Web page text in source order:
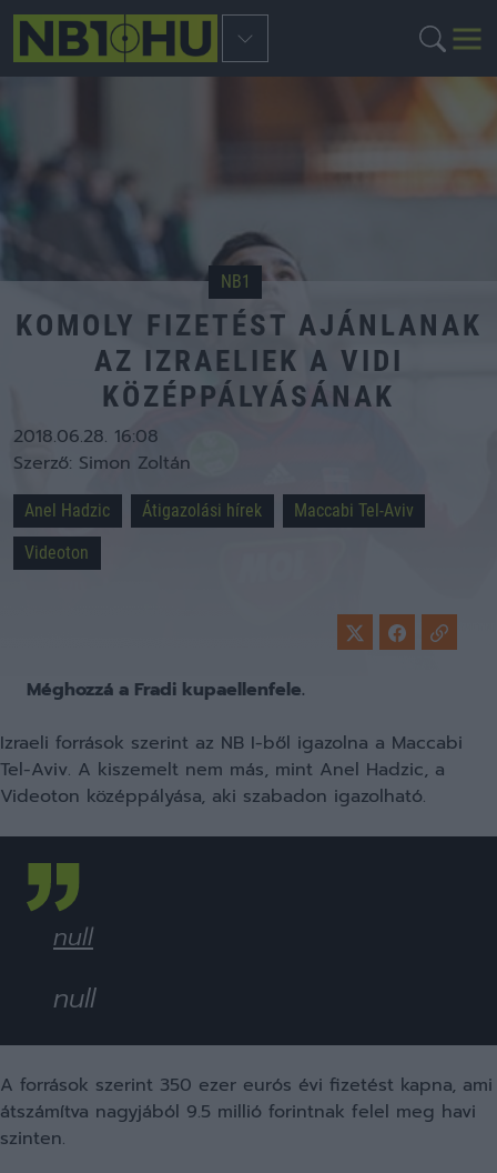
NB1
KOMOLY FIZETÉST AJÁNLANAK
AZ IZRAELIEK A VIDI
KÖZÉPPÁLYÁSÁNAK
2018.06.28. 16:08
Szerző: Simon Zoltán
Anel Hadzic Átigazolási hírek
Maccabi Tel-Aviv
Videoton
Méghozzá a Fradi kupaellenfele.
Izraeli források szerint az NB I-ből igazolna a Maccabi
Tel-Aviv. A kiszemelt nem más, mint Anel Hadzic, a
Videoton középpályása, aki szabadon igazolható.
null
null
A források szerint 350 ezer eurós évi fizetést kapna, ami
átszámítva nagyjából 9.5 millió forintnak felel meg havi
szinten.